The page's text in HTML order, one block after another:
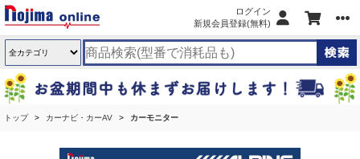
ログイン
新規会員登録(無料)
トップ カーナビ・カーAV カーモニター